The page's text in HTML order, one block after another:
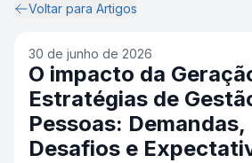
Voltar para Artigos
30 de junho de 2026
O impacto da
Estratégias de
Pessoas: Demandas,
Desafios e